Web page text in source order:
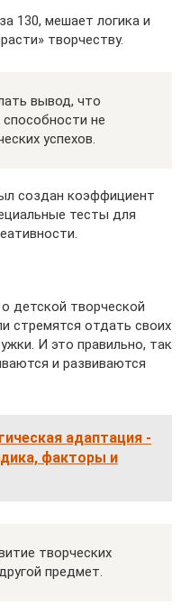
130, мешает логика и
творчеству.
вывод, что
не
успехов.
создан коэффициент
тесты для
детской творческой
стремятся отдать своих
И это правильно, так
и развиваются
адаптация -
факторы и
творческих
предмет.